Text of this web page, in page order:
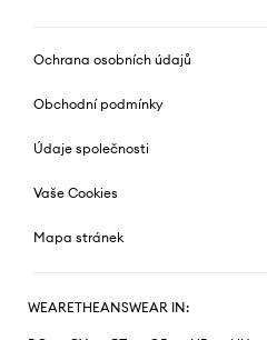
Ochrana osobních údajů
Obchodní podmínky
Údaje společnosti
Vaše Cookies
Mapa stránek
WEARETHEANSWEAR IN: